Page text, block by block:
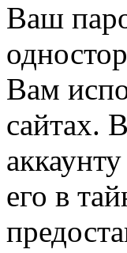
Ваш
Вам
сайтах.
его в